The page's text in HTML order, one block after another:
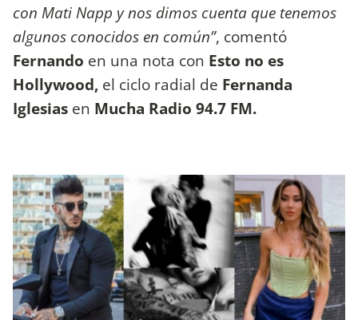
con Mati Napp y nos dimos cuenta que tenemos
algunos conocidos en común”, comentó
Fernando en una nota con Esto no es
Hollywood, el ciclo radial de Fernanda
Iglesias en Mucha Radio 94.7 FM.